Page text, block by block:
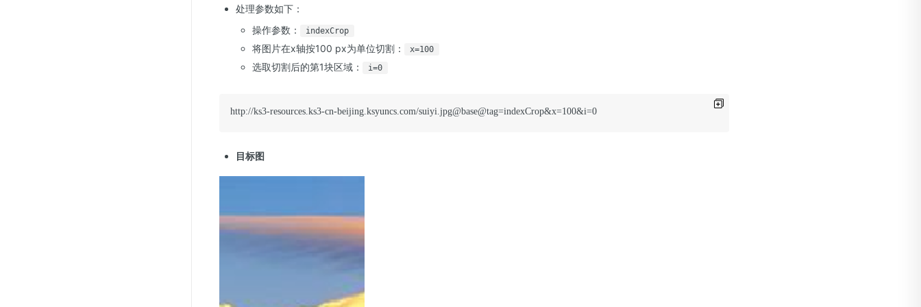
处理参数如下：
操作参数：
indexCrop
将图片在x轴按100 px为单位切割： x=100
选取切割后的第1块区域： i=0
http://ks3-resources.ks3-cn-beijing.ksyuncs.com/suiyi.jpg@base@tag=indexCrop&x=100&i=0
目标图